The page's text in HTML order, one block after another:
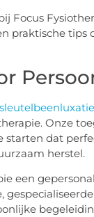
Focus
praktische tips
Onze
starten dat
herstel.
een